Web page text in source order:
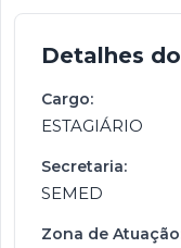
Detalhes
Cargo:
ESTAGIÁRIO
Secretaria:
SEMED
Zona de